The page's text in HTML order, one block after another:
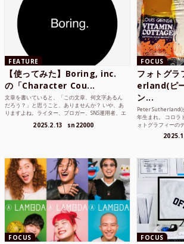
FEATURE
【使ってみた】Boring, inc.
の「Character Cou...
文章を書いていると、「この文章、何文字あるん
だろう？」と思うこと、ありませんか？ いや、あ
りますよね。ライター、ブロガー、SNS運用者、エ
2025.2.13 sn22000
FOCUS
フォトグ
erland(ピ
ン...
Peter Sutherland(
年生まれ。 コロラ
ォトグラフィーの
FOCUS FOCUS